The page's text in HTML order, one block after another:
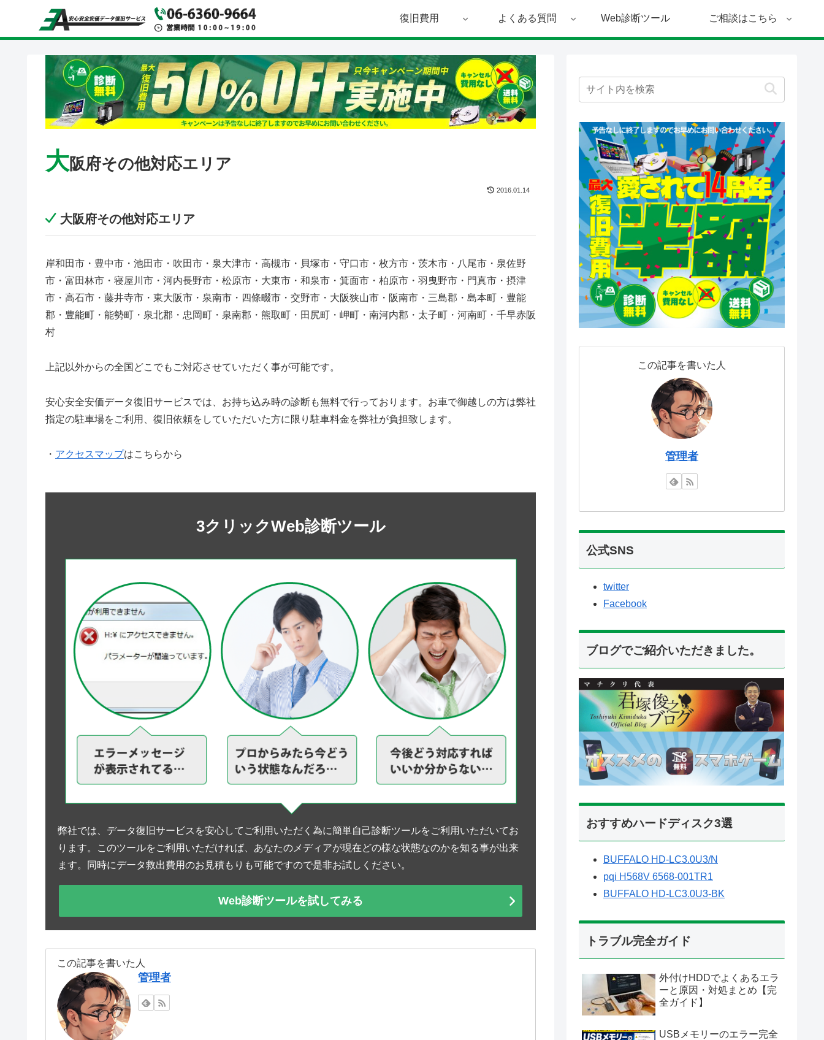
復旧費用 よくある質問 Web診断ツール ご相談はこちら
大阪府その他対応エリア
2016.01.14
大阪府その他対応エリア
岸和田市・豊中市・池田市・吹田市・泉大津市・高槻市・貝塚市・守口市・枚方市・茨木市・八尾市・泉佐野
市・富田林市・寝屋川市・河内長野市・松原市・大東市・和泉市・箕面市・柏原市・羽曳野市・門真市・摂津
市・高石市・藤井寺市・東大阪市・泉南市・四條畷市・交野市・大阪狭山市・阪南市・三島郡・島本町・豊能
郡・豊能町・能勢町・泉北郡・忠岡町・泉南郡・熊取町・田尻町・岬町・南河内郡・太子町・河南町・千早赤阪
村
上記以外からの全国どこでもご対応させていただく事が可能です。
安心安全安価データ復旧サービスでは、お持ち込み時の診断も無料で行っております。お車で御越しの方は弊社
指定の駐車場をご利用、復旧依頼をしていただいた方に限り駐車料金を弊社が負担致します。
・ アクセスマップはこちらから
3クリックWeb診断ツール
弊社では、データ復旧サービスを安心してご利用いただく為に簡単自己診断ツールをご利用いただいてお
ります。このツールをご利用いただければ、あなたのメディアが現在どの様な状態なのかを知る事が出来
ます。同時にデータ救出費用のお見積もりも可能ですので是非お試しください。
Web診断ツールを試してみる
この記事を書いた人
管理者
この記事を書いた人
管理者
公式SNS
twitter
Facebook
ブログでご紹介いただきました。
おすすめハードディスク3選
BUFFALO HD-LC3.0U3/N
pqi H568V 6568-001TR1
BUFFALO HD-LC3.0U3-BK
トラブル完全ガイド
外付けHDDでよくあるエラ
ーと原因・対処まとめ【完
全ガイド】
USBメモリーのエラー完全